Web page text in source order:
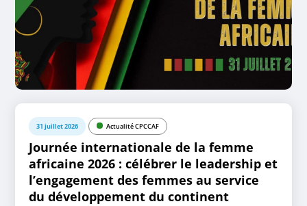
31 juillet 2026 Actualité CPCCAF
Journée internationale de la femme
africaine 2026 : célébrer le leadership et
l’engagement des femmes au service
du développement du continent